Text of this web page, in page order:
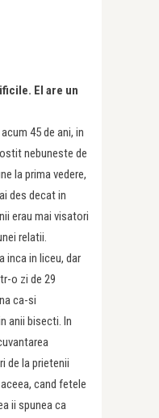
El are un
45 de ani, in
nebuneste de
la prima vedere,
des decat in
erau mai visatori
relatii.
inca in liceu, dar
o zi de 29
ca-si
anii bisecti. In
de la prietenii
cand fetele
ii spunea ca